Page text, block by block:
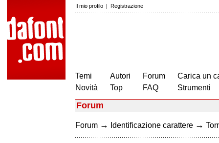
Il mio profilo | Registrazione
Temi
Novità
Autori
Top
Forum
FAQ
Carica un
Strumenti
Forum
Forum → Identificazione carattere →